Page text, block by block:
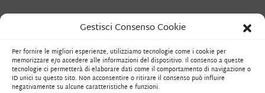
Gestisci Consenso Cookie
Per fornire le migliori esperienze, utilizziamo tecnologie come i cookie per
memorizzare e/o accedere alle informazioni del dispositivo. Il consenso a queste
tecnologie ci permetterà di elaborare dati come il comportamento di navigazione o
ID unici su questo sito. Non acconsentire o ritirare il consenso può influire
negativamente su alcune caratteristiche e funzioni.
Hosting sostenibile
Cookie Policy
Privacy Policy